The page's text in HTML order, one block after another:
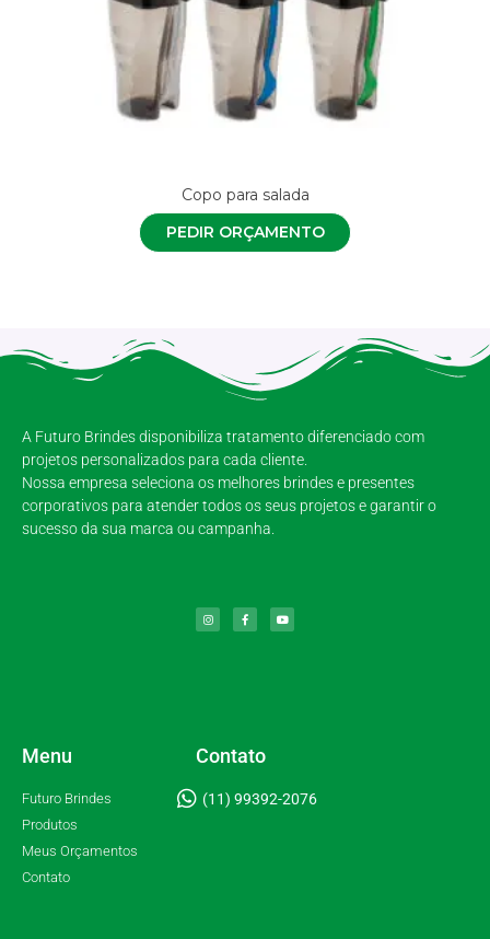
Copo para salada
PEDIR ORÇAMENTO
A Futuro Brindes disponibiliza tratamento diferenciado com
projetos personalizados para cada cliente.
Nossa empresa seleciona os melhores brindes e presentes
corporativos para atender todos os seus projetos e garantir o
sucesso da sua marca ou campanha.
Menu
Futuro Brindes
Produtos
Meus Orçamentos
Contato
Contato
(11) 99392-2076